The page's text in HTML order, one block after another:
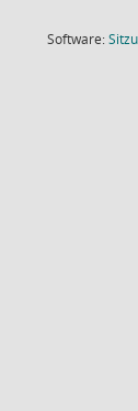
Software: